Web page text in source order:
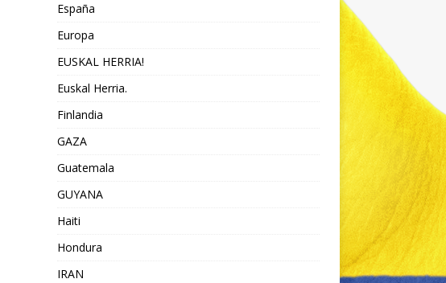
España
Europa
EUSKAL HERRIA!
Euskal Herria.
Finlandia
GAZA
Guatemala
GUYANA
Haiti
Hondura
IRAN